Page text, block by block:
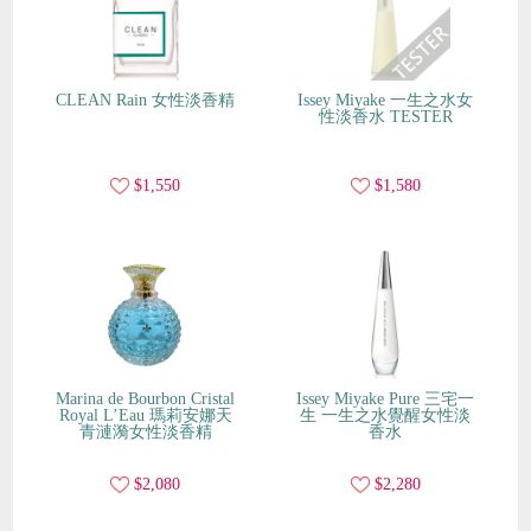
CLEAN Rain 女性淡香精
$1,550
Issey Miyake 一生之水女
性淡香水 TESTER
$1,580
Marina de Bourbon Cristal
Royal L’Eau 瑪莉安娜天
青漣漪女性淡香精
$2,080
Issey Miyake Pure 三宅一
生 一生之水覺醒女性淡
香水
$2,280